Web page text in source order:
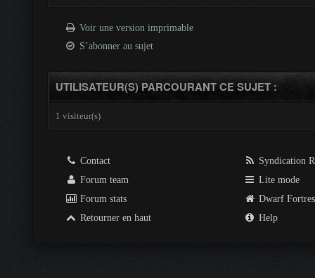
Voir une version imprimable
S’abonner au sujet
UTILISATEUR(S) PARCOURANT CE SUJET :
1 visiteur(s)
Contact
Forum team
Forum stats
Retourner en haut
Syndication
Lite mode
Dwarf
Help